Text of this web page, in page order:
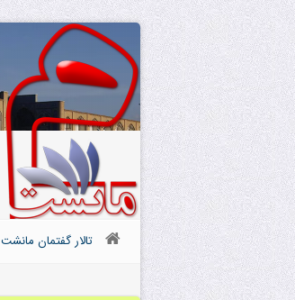
تالار گفتمان مانشت